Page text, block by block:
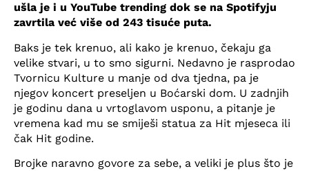
ušla je i u YouTube trending dok se na Spotifyju
zavrtila već više od 243 tisuće puta.
Baks je tek krenuo, ali kako je krenuo, čekaju ga
velike stvari, u to smo sigurni. Nedavno je rasprodao
Tvornicu Kulture u manje od dva tjedna, pa je
njegov koncert preseljen u Boćarski dom. U zadnjih
je godinu dana u vrtoglavom usponu, a pitanje je
vremena kad mu se smiješi statua za Hit mjeseca ili
čak Hit godine.
Brojke naravno govore za sebe, a veliki je plus što je